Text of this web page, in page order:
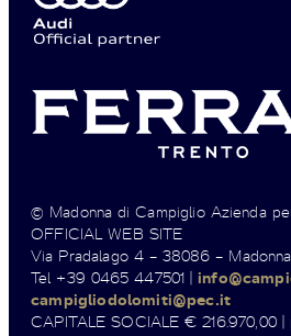
© Madonna di Campiglio Azienda
OFFICIAL WEB SITE
Via Pradalago 4 – 38086 –
Tel +39 0465 447501 |
campigliodolomiti@pec.it
CAPITALE SOCIALE € 216.970,00 |